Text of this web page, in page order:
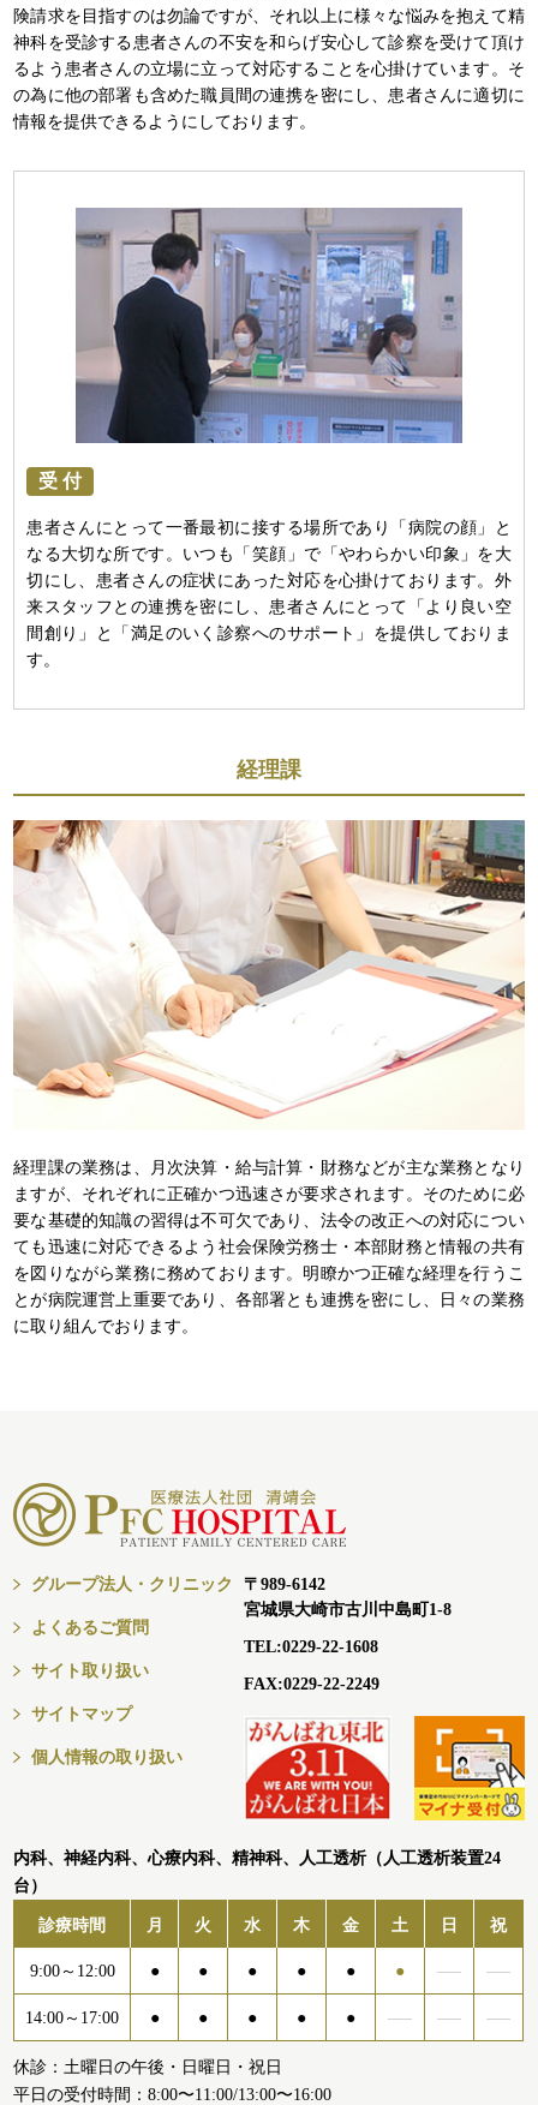
険請求を目指すのは勿論ですが、それ以上に様々な悩みを抱えて精
神科を受診する患者さんの不安を和らげ安心して診察を受けて頂け
るよう患者さんの立場に立って対応することを心掛けています。そ
の為に他の部署も含めた職員間の連携を密にし、患者さんに適切に
情報を提供できるようにしております。
受 付
患者さんにとって一番最初に接する場所であり「病院の顔」と
なる大切な所です。いつも「笑顔」で「やわらかい印象」を大
切にし、患者さんの症状にあった対応を心掛けております。外
来スタッフとの連携を密にし、患者さんにとって「より良い空
間創り」と「満足のいく診察へのサポート」を提供しておりま
す。
経理課
経理課の業務は、月次決算・給与計算・財務などが主な業務となり
ますが、それぞれに正確かつ迅速さが要求されます。そのために必
要な基礎的知識の習得は不可欠であり、法令の改正への対応につい
ても迅速に対応できるよう社会保険労務士・本部財務と情報の共有
を図りながら業務に務めております。明瞭かつ正確な経理を行うこ
とが病院運営上重要であり、各部署とも連携を密にし、日々の業務
に取り組んでおります。
グループ法人・クリニック
よくあるご質問
サイト取り扱い
サイトマップ
個人情報の取り扱い
〒989-6142
宮城県大崎市古川中島町1-8
TEL:0229-22-1608
FAX:0229-22-2249
内科、神経内科、心療内科、精神科、人工透析（人工透析装置24
台）
診療時間 月 火 水 木 金 土 日 祝
9:00～12:00 ● ● ● ● ● ●
14:00～17:00 ● ● ● ● ●
休診：土曜日の午後・日曜日・祝日
平日の受付時間：8:00〜11:00/13:00〜16:00